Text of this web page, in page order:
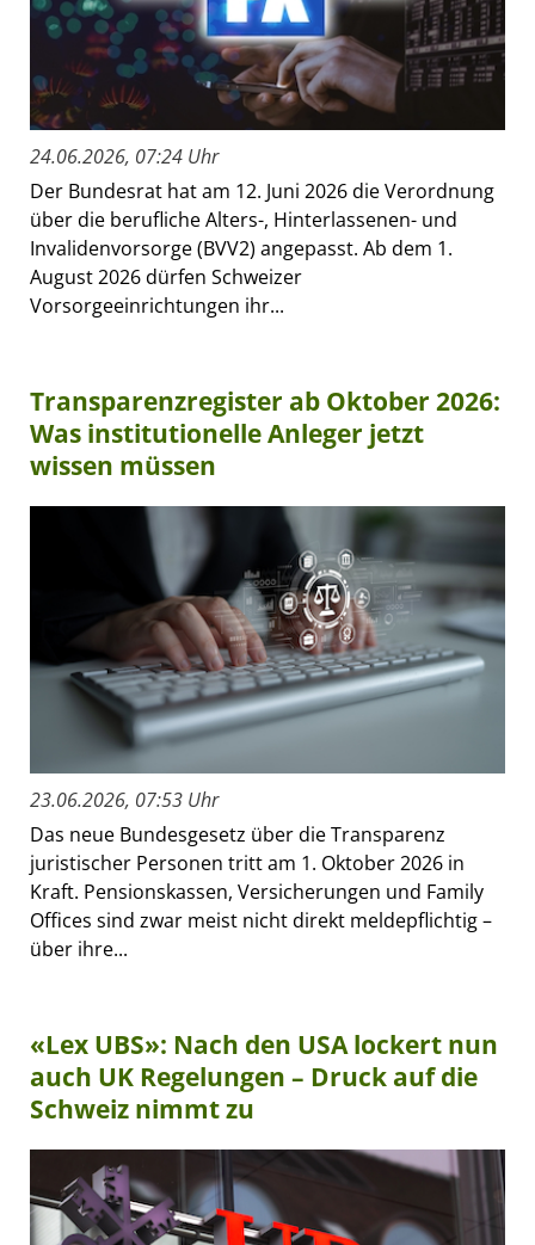
24.06.2026, 07:24 Uhr
Der Bundesrat hat am 12. Juni 2026 die Verordnung
über die berufliche Alters-, Hinterlassenen- und
Invalidenvorsorge (BVV2) angepasst. Ab dem 1.
August 2026 dürfen Schweizer
Vorsorgeeinrichtungen ihr...
Transparenzregister ab Oktober 2026:
Was institutionelle Anleger jetzt
wissen müssen
23.06.2026, 07:53 Uhr
Das neue Bundesgesetz über die Transparenz
juristischer Personen tritt am 1. Oktober 2026 in
Kraft. Pensionskassen, Versicherungen und Family
Offices sind zwar meist nicht direkt meldepflichtig –
über ihre...
«Lex UBS»: Nach den USA lockert nun
auch UK Regelungen – Druck auf die
Schweiz nimmt zu